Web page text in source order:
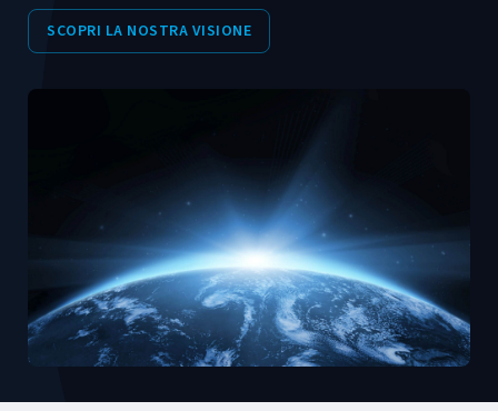
SCOPRI LA NOSTRA VISIONE